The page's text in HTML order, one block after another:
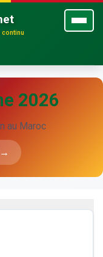
continu
2026
au Maroc